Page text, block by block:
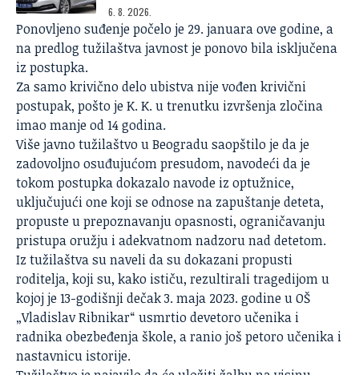
6. 8. 2026.
Ponovljeno suđenje počelo je 29. januara ove godine, a
na predlog tužilaštva javnost je ponovo bila isključena
iz postupka.
Za samo krivično delo ubistva nije vođen krivični
postupak, pošto je K. K. u trenutku izvršenja zločina
imao manje od 14 godina.
Više javno tužilaštvo u Beogradu saopštilo je da je
zadovoljno osuđujućom presudom, navodeći da je
tokom postupka dokazalo navode iz optužnice,
uključujući one koji se odnose na zapuštanje deteta,
propuste u prepoznavanju opasnosti, ograničavanju
pristupa oružju i adekvatnom nadzoru nad detetom.
Iz tužilaštva su naveli da su dokazani propusti
roditelja, koji su, kako ističu, rezultirali tragedijom u
kojoj je 13-godišnji dečak 3. maja 2023. godine uOŠ
„Vladislav Ribnikar“ usmrtio devetoro učenika i
radnika obezbeđenja škole, a ranio još petoro učenika i
nastavnicu istorije.